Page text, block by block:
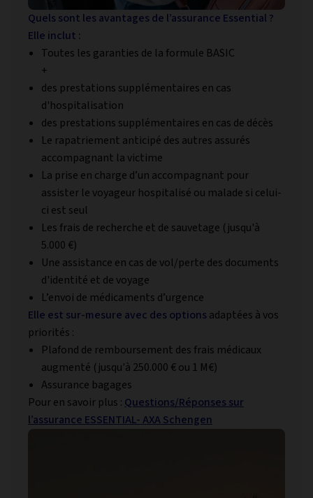
Quels sont les avantages de l’assurance Essential ?
Elle inclut :
Toutes les garanties de la formule BASIC
+
des prestations supplémentaires en cas
d'hospitalisation
des prestations supplémentaires en cas de décès
Le rapatriement anticipé des autres assurés
accompagnant la victime
La prise en charge d’un accompagnant pour
assister le voyageur hospitalisé ou malade si celui-
ci est seul
Les frais de recherche et de sauvetage (jusqu'à
5.000 €)
Une assistance en cas de vol/perte des documents
d'identité et de voyage
L’envoi de médicaments d’urgence
Elle est sur-mesure avec des options adaptées à vos
priorités :
Plafond de remboursement des frais médicaux
augmenté (jusqu'à 250.000 € ou 1 M€)
Assurance bagages
Pour en savoir plus : Questions/Réponses sur
l’assurance ESSENTIAL- AXA Schengen